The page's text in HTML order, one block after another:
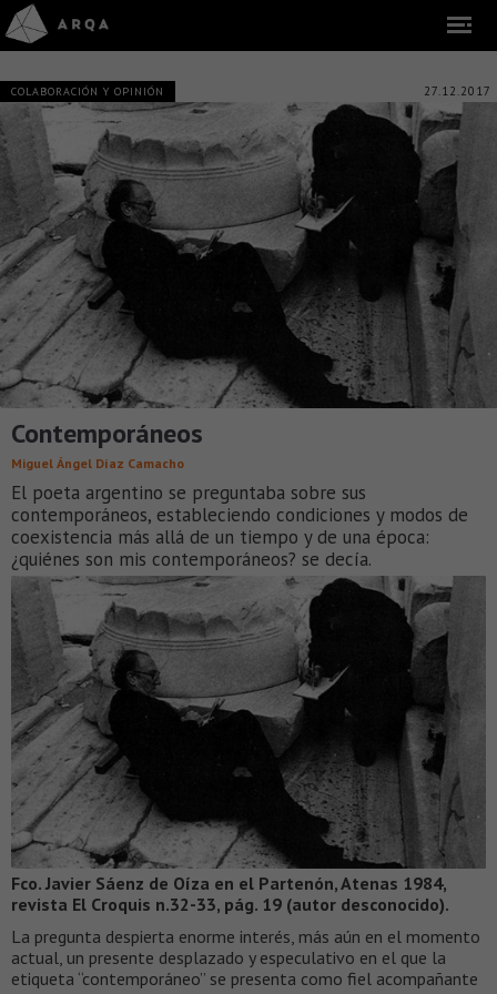
COLABORACIÓN Y OPINIÓN 27.12.2017
Contemporáneos
Miguel Ángel Díaz Camacho
El poeta argentino se preguntaba sobre sus
contemporáneos, estableciendo condiciones y modos de
coexistencia más allá de un tiempo y de una época:
¿quiénes son mis contemporáneos? se decía.
Fco. Javier Sáenz de Oíza en el Partenón, Atenas 1984,
revista El Croquis n.32-33, pág. 19 (autor desconocido).
La pregunta despierta enorme interés, más aún en el momento
actual, un presente desplazado y especulativo en el que la
etiqueta “contemporáneo” se presenta como fiel acompañante